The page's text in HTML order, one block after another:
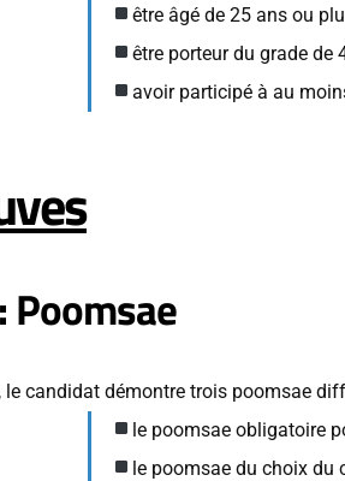
être âgé de 25 ans ou
être porteur du grade de
avoir participé à au
Poomsae
le candidat démontre trois poomsae
le poomsae obligatoire
le poomsae du choix du